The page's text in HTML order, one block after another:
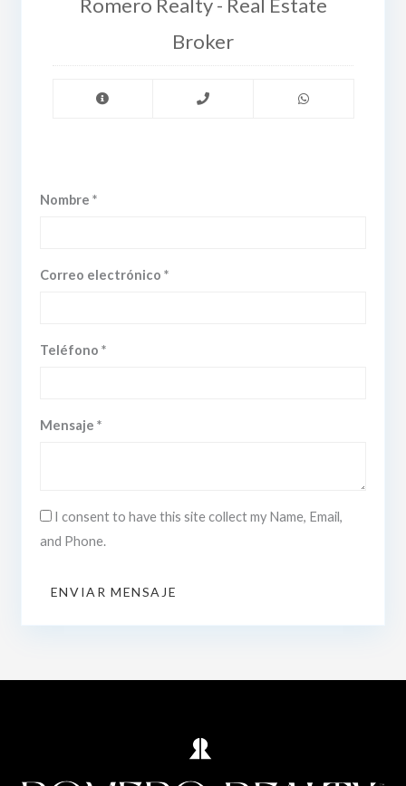
Broker
Nombre *
Correo electrónico *
Teléfono *
Mensaje *
I consent to have this site collect my Name, Email,
and Phone.
ENVIAR MENSAJE